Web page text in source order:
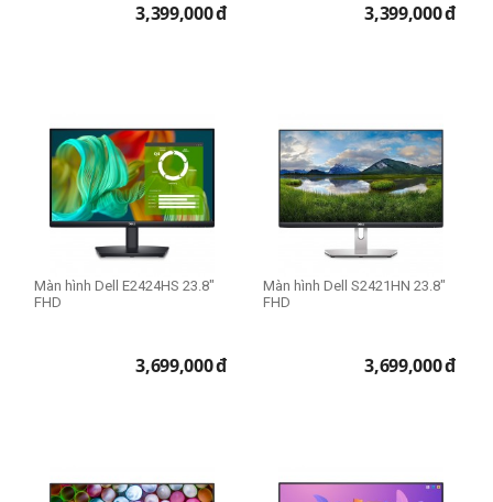
3,399,000đ 3,399,000đ
Màn hình Dell E2424HS 23.8"
FHD
3,699,000đ
Màn hình Dell S2421HN 23.8"
FHD
3,699,000đ